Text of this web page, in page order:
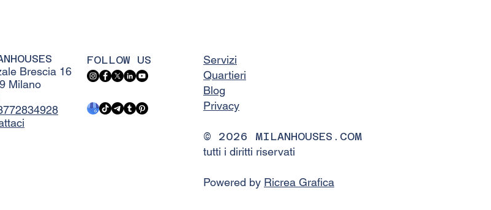
Brescia 16
Milano
FOLLOW US
Servizi
Quartieri
Blog
Privacy
© 2026 MILANHOUSES.COM
tutti i diritti riservati
Powered by Ricrea Grafica